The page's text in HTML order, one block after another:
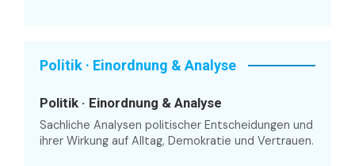
Politik · Einordnung & Analyse
Politik · Einordnung & Analyse
Sachliche Analysen politischer Entscheidungen und
ihrer Wirkung auf Alltag, Demokratie und Vertrauen.